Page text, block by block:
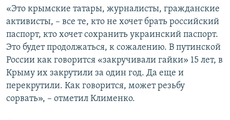
«Это крымские татары, журналисты, гражданские
активисты, – все те, кто не хочет брать российский
паспорт, кто хочет сохранить украинский паспорт.
Это будет продолжаться, к сожалению. В путинской
России как говорится «закручивали гайки» 15 лет, в
Крыму их закрутили за один год. Да еще и
перекрутили. Как говорится, может резьбу
сорвать», – отметил Клименко.